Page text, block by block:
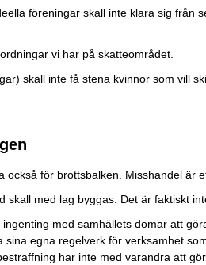
föreningar skall inte klara sig från
vi har på skatteområdet.
skall inte få stena kvinnor som vill
också för brottsbalken. Misshandel är
skall med lag byggas. Det är faktiskt
med samhällets domar att
sina egna regelverk för verksamhet
har inte med varandra att